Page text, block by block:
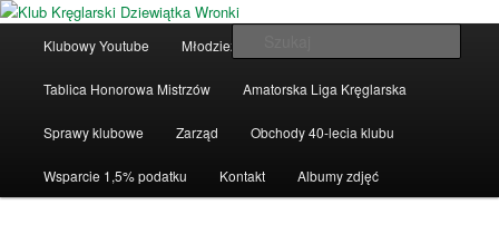
Przeskocz
Klub Kręglarski Dziewiątka Wronki
Klub Kręglarski Dziewiątka Wronki
Klubowy Youtube Młodzież
Tablica Honorowa Mistrzów Amatorska Liga Kręglarska
Sprawy klubowe Zarząd Obchody 40-lecia klubu
Wsparcie 1,5% podatku Kontakt Albumy zdjęć